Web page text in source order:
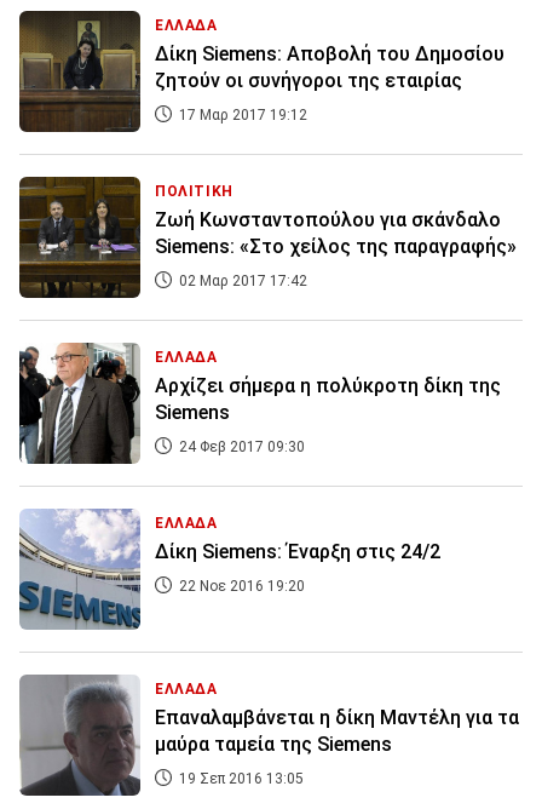
ΕΛΛΑΔΑ
Δίκη Siemens: Αποβολή του Δημοσίου
ζητούν οι συνήγοροι της εταιρίας
17 Μαρ 2017 19:12
ΠΟΛΙΤΙΚΗ
Ζωή Κωνσταντοπούλου για σκάνδαλο
Siemens: «Στο χείλος της παραγραφής»
02 Μαρ 2017 17:42
ΕΛΛΑΔΑ
Αρχίζει σήμερα η πολύκροτη δίκη της
Siemens
24 Φεβ 2017 09:30
ΕΛΛΑΔΑ
Δίκη Siemens: Έναρξη στις 24/2
22 Νοε 2016 19:20
ΕΛΛΑΔΑ
Επαναλαμβάνεται η δίκη Μαντέλη για τα
μαύρα ταμεία της Siemens
19 Σεπ 2016 13:05